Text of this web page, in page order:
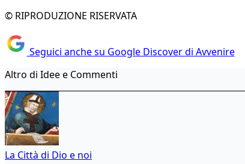
© RIPRODUZIONE RISERVATA
Seguici anche su Google Discover di Avvenire
Altro di Idee e Commenti
La Città di Dio e noi